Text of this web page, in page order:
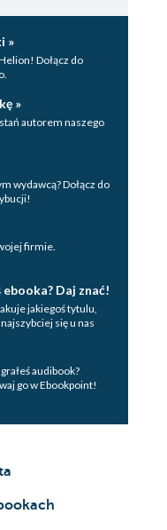
»
Dołącz do
»
autorem naszego
wydawcą? Dołącz do
firmie.
Daj znać!
jakiegoś tytulu,
się u nas
audibook?
go w Ebookpoint!